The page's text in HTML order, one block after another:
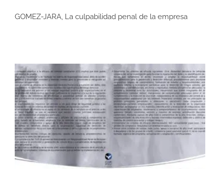
GOMEZ-JARA, La culpabilidad penal de la empresa